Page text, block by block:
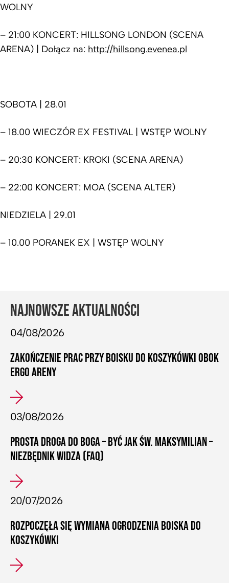
WOLNY
– 21:00 KONCERT: HILLSONG LONDON (SCENA
ARENA) | Dołącz na: http://hillsong.evenea.pl
SOBOTA | 28.01
– 18.00 WIECZÓR EX FESTIVAL | WSTĘP WOLNY
– 20:30 KONCERT: KROKI (SCENA ARENA)
– 22:00 KONCERT: MOA (SCENA ALTER)
NIEDZIELA | 29.01
– 10.00 PORANEK EX | WSTĘP WOLNY
NAJNOWSZE AKTUALNOŚCI
04/08/2026
ZAKOŃCZENIE PRAC PRZY BOISKU DO KOSZYKÓWKI OBOK
ERGO ARENY
03/08/2026
PROSTA DROGA DO BOGA – BYĆ JAK ŚW. MAKSYMILIAN –
NIEZBĘDNIK WIDZA (FAQ)
20/07/2026
ROZPOCZĘŁA SIĘ WYMIANA OGRODZENIA BOISKA DO
KOSZYKÓWKI